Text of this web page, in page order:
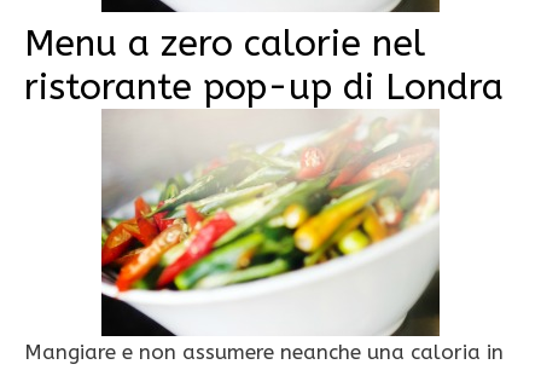
Menu a zero calorie nel
ristorante pop-up di Londra
Mangiare e non assumere neanche una caloria in